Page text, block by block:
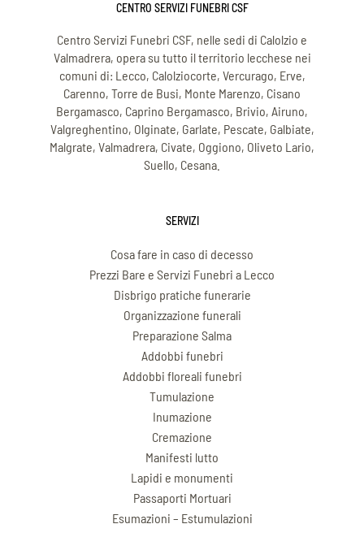
CENTRO SERVIZI FUNEBRI CSF
Centro Servizi Funebri CSF, nelle sedi di Calolzio e
Valmadrera, opera su tutto il territorio lecchese nei
comuni di: Lecco, Calolziocorte, Vercurago, Erve,
Carenno, Torre de Busi, Monte Marenzo, Cisano
Bergamasco, Caprino Bergamasco, Brivio, Airuno,
Valgreghentino, Olginate, Garlate, Pescate, Galbiate,
Malgrate, Valmadrera, Civate, Oggiono, Oliveto Lario,
Suello, Cesana.
SERVIZI
Cosa fare in caso di decesso
Prezzi Bare e Servizi Funebri a Lecco
Disbrigo pratiche funerarie
Organizzazione funerali
Preparazione Salma
Addobbi funebri
Addobbi floreali funebri
Tumulazione
Inumazione
Cremazione
Manifesti lutto
Lapidi e monumenti
Passaporti Mortuari
Esumazioni – Estumulazioni